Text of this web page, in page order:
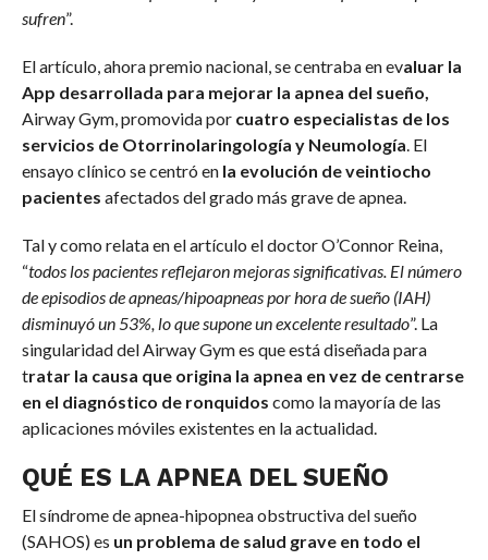
sufren”.
El artículo, ahora premio nacional, se centraba en evaluar la
App desarrollada para mejorar la apnea del sueño,
Airway Gym, promovida por cuatro especialistas de los
servicios de Otorrinolaringología y Neumología . El
ensayo clínico se centró en la evolución de veintiocho
pacientes afectados del grado más grave de apnea.
Tal y como relata en el artículo el doctor O’Connor Reina,
“todos los pacientes reflejaron mejoras significativas. El número
de episodios de apneas/hipoapneas por hora de sueño (IAH)
disminuyó un 53%, lo que supone un excelente resultado”. La
singularidad del Airway Gym es que está diseñada para
tratar la causa que origina la apnea en vez de centrarse
en el diagnóstico de ronquidos como la mayoría de las
aplicaciones móviles existentes en la actualidad.
QUÉ ES LA APNEA DEL SUEÑO
El síndrome de apnea-hipopnea obstructiva del sueño
(SAHOS) es un problema de salud grave en todo el